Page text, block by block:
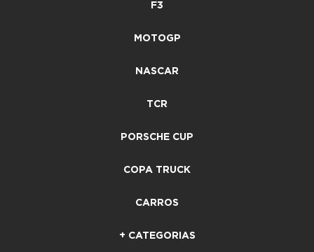
F3
MOTOGP
NASCAR
TCR
PORSCHE CUP
COPA TRUCK
CARROS
+ CATEGORIAS